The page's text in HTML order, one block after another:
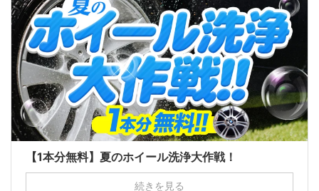
【1本分無料】夏のホイール洗浄大作戦！
続きを見る